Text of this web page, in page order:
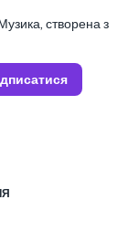
створена з